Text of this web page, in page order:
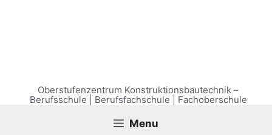
Oberstufenzentrum Konstruktionsbautechnik –
Berufsschule | Berufsfachschule | Fachoberschule
Menu